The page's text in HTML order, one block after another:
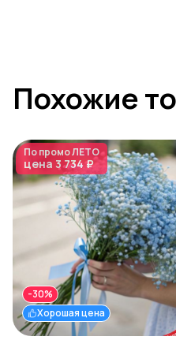
Похожие
По промоЛЕТО
цена 3 734 ₽
Хорошая цена
-30%